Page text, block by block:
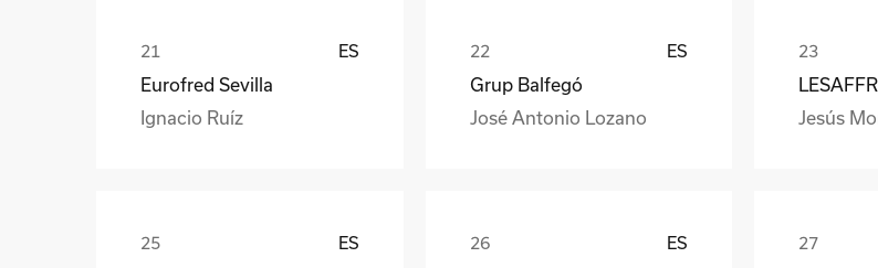
ES
Eurofred Sevilla
Ignacio Ruíz
ES
Grup Balfegó
José Antonio Lozano
Jesús
ES ES